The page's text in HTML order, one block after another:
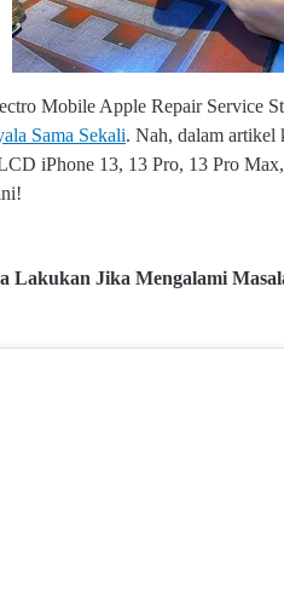
Mobile Apple Repair Service
Sama Sekali. Nah, dalam artikel
iPhone 13, 13 Pro, 13 Pro
Lakukan Jika Mengalami